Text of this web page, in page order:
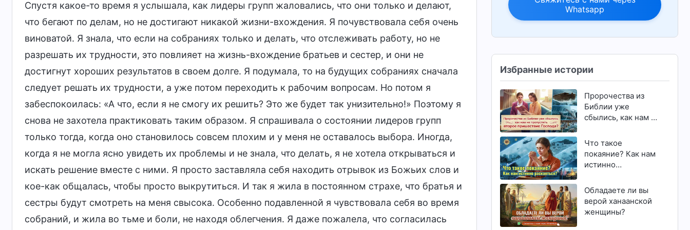
Спустя какое-то время я услышала, как лидеры групп жаловались, что они только и делают,
что бегают по делам, но не достигают никакой жизни-вхождения. Я почувствовала себя очень
виноватой. Я знала, что если на собраниях только и делать, что отслеживать работу, но не
разрешать их трудности, это повлияет на жизнь-вхождение братьев и сестер, и они не
достигнут хороших результатов в своем долге. Я подумала, то на будущих собраниях сначала
следует решать их трудности, а уже потом переходить к рабочим вопросам. Но потом я
забеспокоилась: «А что, если я не смогу их решить? Это же будет так унизительно!» Поэтому я
снова не захотела практиковать таким образом. Я спрашивала о состоянии лидеров групп
только тогда, когда оно становилось совсем плохим и у меня не оставалось выбора. Иногда,
когда я не могла ясно увидеть их проблемы и не знала, что делать, я не хотела открываться и
искать решение вместе с ними. Я просто заставляла себя находить отрывок из Божьих слов и
кое-как общалась, чтобы просто выкрутиться. И так я жила в постоянном страхе, что братья и
сестры будут смотреть на меня свысока. Особенно подавленной я чувствовала себя во время
собраний, и жила во тьме и боли, не находя облегчения. Я даже пожалела, что согласилась
Whatsapp
Избранные истории
Пророчества из
Библии уже
сбылись, как нам не
пришествие
Господа?
Что такое
покаяние? Как нам
истинно
Обладаете ли вы
верой ханаанской
женщины?